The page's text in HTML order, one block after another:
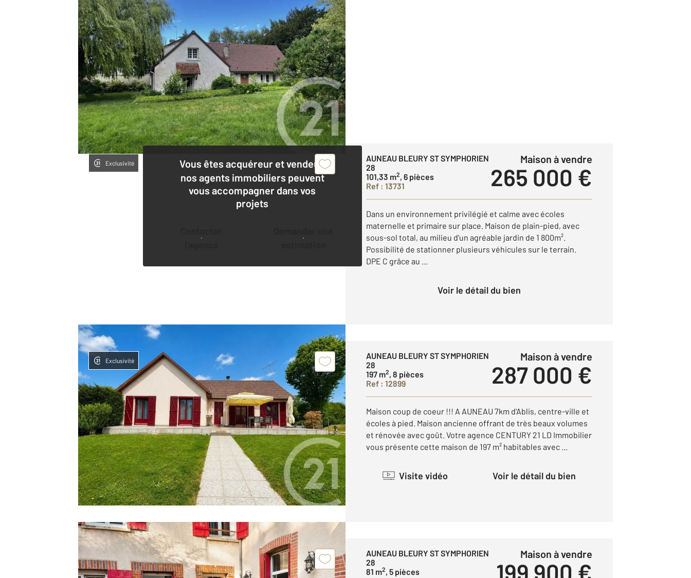
Vous êtes acquéreur et vendeur,
nos agents immobiliers peuvent
vous accompagner dans vos
projets
Exclusivité
AUNEAU BLEURY ST SYMPHORIEN
28
101,33 m2, 6 pièces
Ref : 13731
Maison à vendre
265 000 €
Dans un environnement privilégié et calme avec écoles
maternelle et primaire sur place. Maison de plain-pied, avec
sous-sol total, au milieu d'un agréable jardin de 1 800m².
Possibilité de stationner plusieurs véhicules sur le terrain.
DPE C grâce au ...
Voir le détail du bien
Exclusivité
AUNEAU BLEURY ST SYMPHORIEN
28
197 m2, 8 pièces
Ref : 12899
Maison à vendre
287 000 €
Maison coup de coeur !!! A AUNEAU 7km d'Ablis, centre-ville et
écoles à pied. Maison ancienne offrant de très beaux volumes
et rénovée avec goût. Votre agence CENTURY 21 LD Immobilier
vous présente cette maison de 197 m² habitables avec ...
Visite vidéo Voir le détail du bien
AUNEAU BLEURY ST SYMPHORIEN
28
81 m2, 5 pièces
Maison à vendre
199 900 €